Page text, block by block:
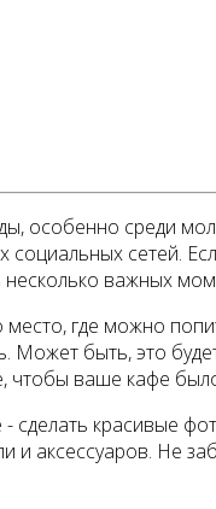
особенно среди
сетей.
важных
место, где можно
Может быть, это
чтобы ваше кафе
- сделать красивые
аксессуаров. Не